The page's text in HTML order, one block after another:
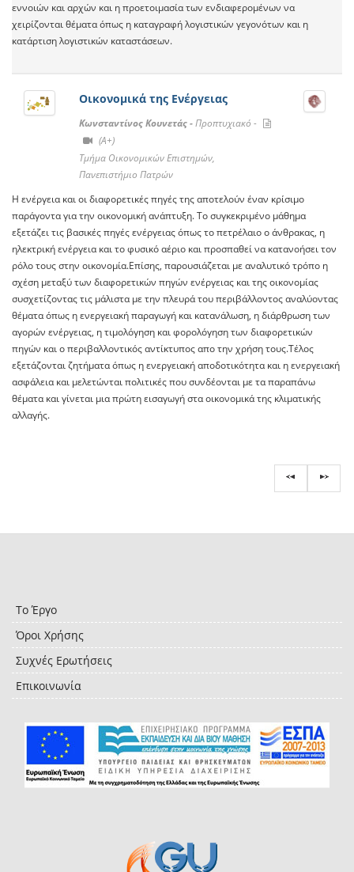
εννοιών και αρχών και η προετοιμασία των ενδιαφερομένων να
χειρίζονται θέματα όπως η καταγραφή λογιστικών γεγονότων και η
κατάρτιση λογιστικών καταστάσεων.
Οικονομικά της Ενέργειας
Κωνσταντίνος Κουνετάς -Προπτυχιακό -
(A+)
Τμήμα Οικονομικών Επιστημών,
Πανεπιστήμιο Πατρών
H ενέργεια και οι διαφορετικές πηγές της αποτελούν έναν κρίσιμο
παράγοντα για την οικονομική ανάπτυξη. Το συγκεκριμένο μάθημα
εξετάζει τις βασικές πηγές ενέργειας όπως το πετρέλαιο ο άνθρακας, η
ηλεκτρική ενέργεια και το φυσικό αέριο και προσπαθεί να κατανοήσει τον
ρόλο τους στην οικονομία.Επίσης, παρουσιάζεται με αναλυτικό τρόπο η
σχέση μεταξύ των διαφορετικών πηγών ενέργειας και της οικονομίας
συσχετίζοντας τις μάλιστα με την πλευρά του περιβάλλοντος αναλύοντας
θέματα όπως η ενεργειακή παραγωγή και κατανάλωση, η διάρθρωση των
αγορών ενέργειας, η τιμολόγηση και φορολόγηση των διαφορετικών
πηγών και ο περιβαλλοντικός αντίκτυπος απο την χρήση τους.Τέλος
εξετάζονται ζητήματα όπως η ενεργειακή αποδοτικότητα και η ενεργειακή
ασφάλεια και μελετώνται πολιτικές που συνδέονται με τα παραπάνω
θέματα και γίνεται μια πρώτη εισαγωγή στα οικονομικά της κλιματικής
αλλαγής.
Το Έργο
Όροι Χρήσης
Συχνές Ερωτήσεις
Επικοινωνία